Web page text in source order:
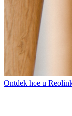
Ontdek hoe u